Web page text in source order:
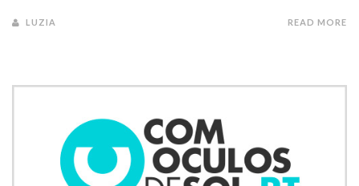
LUZIA READ MORE